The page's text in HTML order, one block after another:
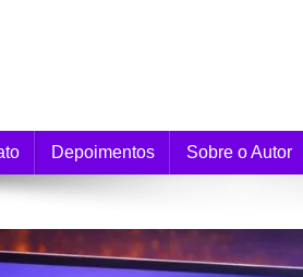
Depoimentos Sobre o Autor